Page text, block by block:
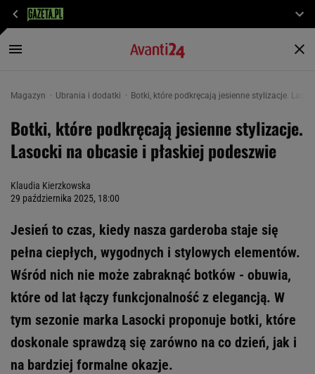
Magazyn Ubrania i dodatki Botki, które podkręcają jesienne stylizacje.
Botki, które podkręcają jesienne stylizacje.
Lasocki na obcasie i płaskiej podeszwie
Klaudia Kierzkowska
29 października 2025, 18:00
Jesień to czas, kiedy nasza garderoba staje się
pełna ciepłych, wygodnych i stylowych elementów.
Wśród nich nie może zabraknąć botków - obuwia,
które od lat łączy funkcjonalność z elegancją. W
tym sezonie marka Lasocki proponuje botki, które
doskonale sprawdzą się zarówno na co dzień, jak i
na bardziej formalne okazje.